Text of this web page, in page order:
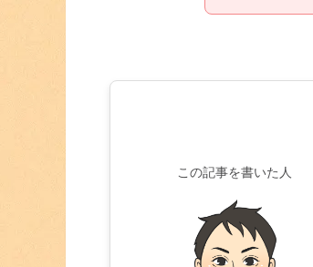
この記事を書いた人